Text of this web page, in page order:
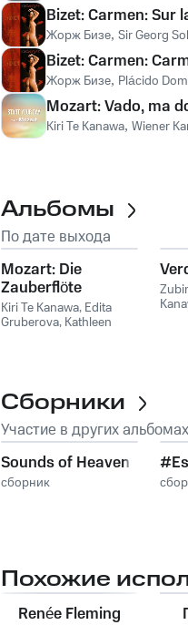
Bizet: Carmen: Sur
Жорж Бизе, Sir Georg
Bizet: Carmen:
Жорж Бизе, Plácido
Mozart: Vado, ma
Kiri Te Kanawa, Wiener
Альбомы
По дате выхода
Mozart: Die
Zauberflöte
Kiri Te Kanawa, Edita
Gruberova, Kathleen
Сборники
Участие в других альбомах
Sounds of Heaven
сборник
Похожие
Renée Fleming